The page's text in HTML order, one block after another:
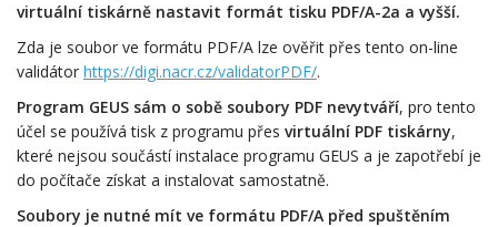
virtuální tiskárně nastavit formát tisku PDF/A-2a a vyšší.
Zda je soubor ve formátu PDF/A lze ověřit přes tento on-line
validátor https://digi.nacr.cz/validatorPDF/.
Program GEUS sám o sobě soubory PDF nevytváří, pro tento
účel se používá tisk z programu přes virtuální PDF tiskárny,
které nejsou součástí instalace programu GEUS a je zapotřebí je
do počítače získat a instalovat samostatně.
Soubory je nutné mít ve formátu PDF/A před spuštěním